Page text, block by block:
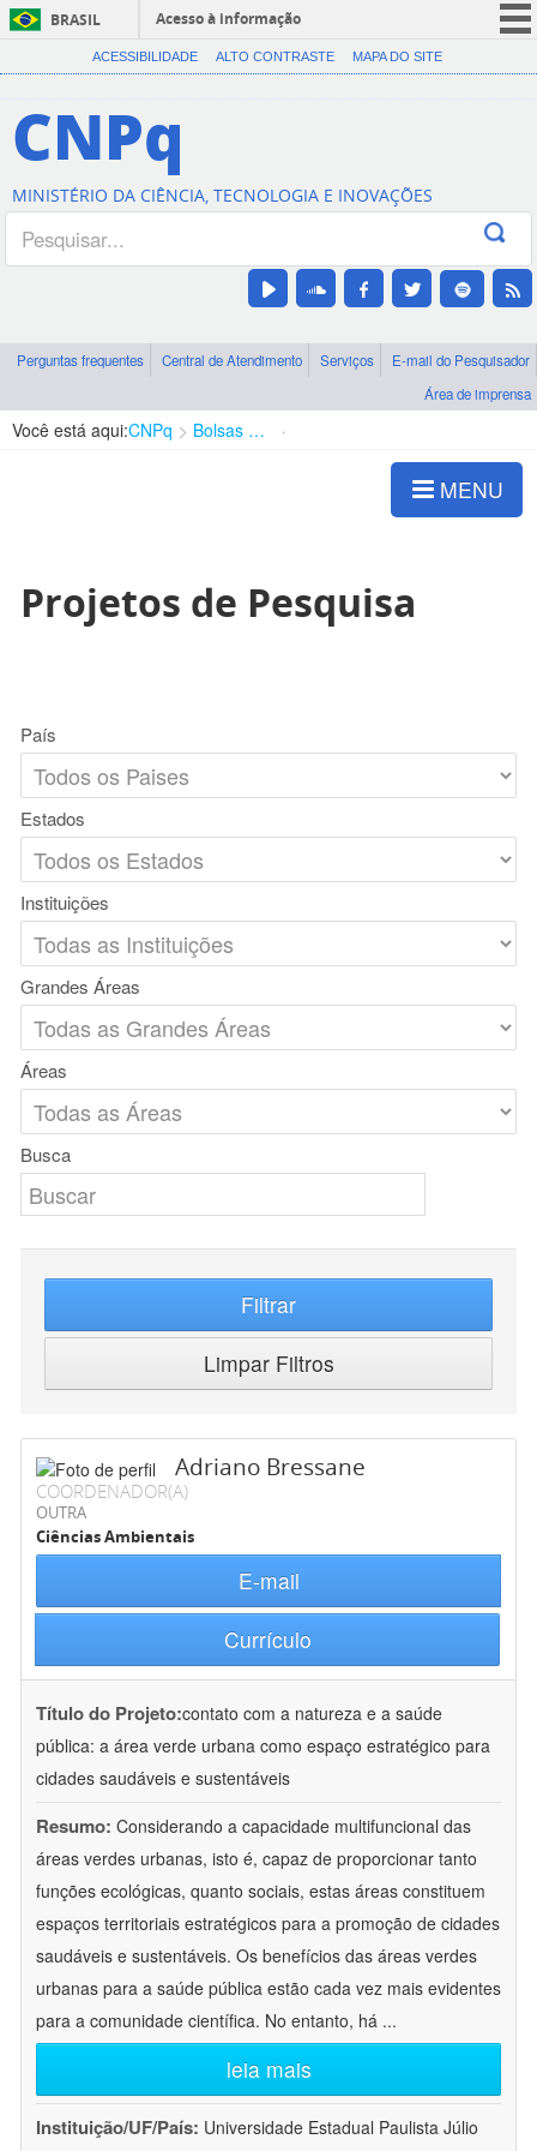
BRASIL
Acesso à informação
CORONAVÍRUS (COVID-19)
Canais
ACESSIBILIDADE ALTO CONTRASTE MAPA DO SITE
CNPq
MINISTÉRIO DA CIÊNCIA, TECNOLOGIA E INOVAÇÕES
Perguntas frequentes Central de Atendimento Serviços
E-mail do Pesquisador
Área de imprensa
Você está aqui:CNPq Bolsas e Auxílios Vigentes
MENU
Projetos de Pesquisa
País
Estados
Instituições
Grandes Áreas
Áreas
Busca
Filtrar
Limpar Filtros
Adriano Bressane
COORDENADOR(A)
OUTRA
Ciências Ambientais
E-mail
Currículo
Título do Projeto:contato com a natureza e a saúde
pública: a área verde urbana como espaço estratégico para
cidades saudáveis e sustentáveis
Resumo: Considerando a capacidade multifuncional das
áreas verdes urbanas, isto é, capaz de proporcionar tanto
funções ecológicas, quanto sociais, estas áreas constituem
espaços territoriais estratégicos para a promoção de cidades
saudáveis e sustentáveis. Os benefícios das áreas verdes
urbanas para a saúde pública estão cada vez mais evidentes
para a comunidade científica. No entanto, há ...
leia mais
Instituição/UF/País: Universidade Estadual Paulista Júlio